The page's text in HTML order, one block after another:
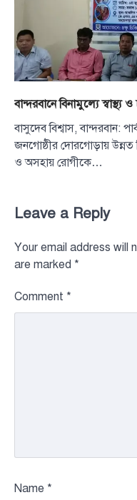
বান্দরবানে বিনামুল্যে
বাসুদেব বিশ্বাস, বান্দরবান:
জনগোষ্ঠীর দোরগোড়ায় উন্নত
ও অসহায় রোগীকে…
Leave a Reply
Your email address will
are marked *
Comment *
Name *